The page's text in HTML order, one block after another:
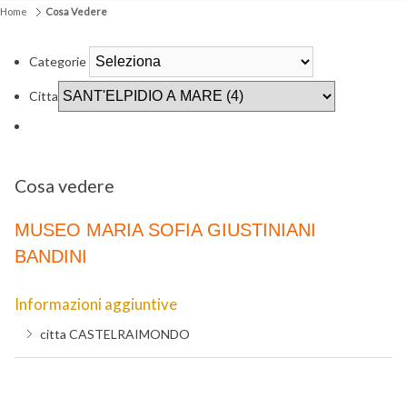
Home Cosa Vedere
Categorie
Citta
Cosa vedere
MUSEO MARIA SOFIA GIUSTINIANI
BANDINI
Informazioni aggiuntive
citta CASTELRAIMONDO